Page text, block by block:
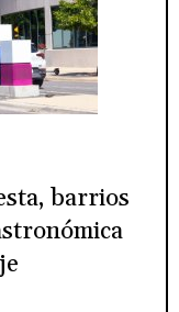
barrios